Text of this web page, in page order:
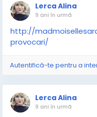
Lerca Alina
9 ani în urmă
http://
provocari/
Autentifică-te pentru a
Lerca Alina
9 ani în urmă